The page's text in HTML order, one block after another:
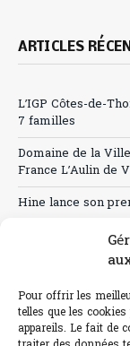
Pour offrir les
telles que les
appareils. Le fait de
ARTICLES
L’IGP Côtes-de-
7 familles
Domaine de la
France L’Aulin de
Hine lance son
Canicule : A quand
Sélection de rosés